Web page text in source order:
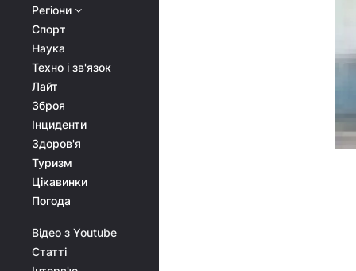
Регіони
Спорт
Наука
Техно і зв'язок
Лайт
Зброя
Інциденти
Здоров'я
Туризм
Цікавинки
Погода
Відео з Youtube
Статті